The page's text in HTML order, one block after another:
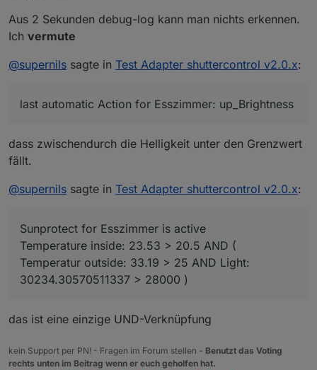
Aus 2 Sekunden debug-log kann man nichts erkennen.
Ich vermute
@supernils sagte in Test Adapter shuttercontrol v2.0.x:
last automatic Action for Esszimmer: up_Brightness
dass zwischendurch die Helligkeit unter den Grenzwert
fällt.
@supernils sagte in Test Adapter shuttercontrol v2.0.x:
Sunprotect for Esszimmer is active
Temperature inside: 23.53 > 20.5 AND (
Temperatur outside: 33.19 > 25 AND Light:
30234.30570511337 > 28000 )
das ist eine einzige UND-Verknüpfung
kein Support per PN! - Fragen im Forum stellen - Benutzt das Voting
rechts unten im Beitrag wenn er euch geholfen hat.